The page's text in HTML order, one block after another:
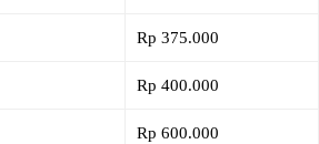
Rp 375.000
Rp 400.000
Rp 600.000